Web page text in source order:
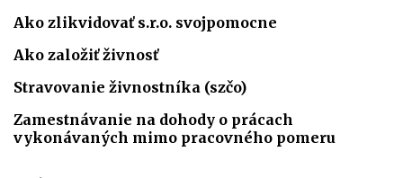
Ako zlikvidovať s.r.o. svojpomocne
Ako založiť živnosť
Stravovanie živnostníka (szčo)
Zamestnávanie na dohody o prácach
vykonávaných mimo pracovného pomeru